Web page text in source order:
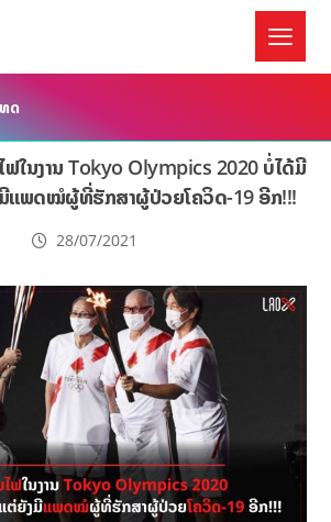
ດ
ໃນງານ Tokyo Olympics 2020 ບໍ່ໄດ້ມີ
ແພດໝໍຜູ້ທີ່ຮັກສາຜູ້ປ່ວຍໂຄວິດ-19 ອີກ!!!
28/07/2021